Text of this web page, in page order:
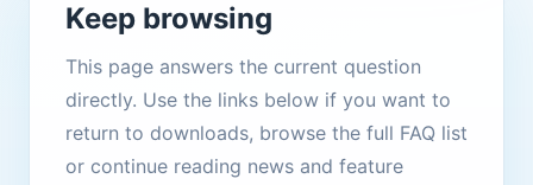
Keep browsing
This page answers the current question
directly. Use the links below if you want to
return to downloads, browse the full FAQ list
or continue reading news and feature